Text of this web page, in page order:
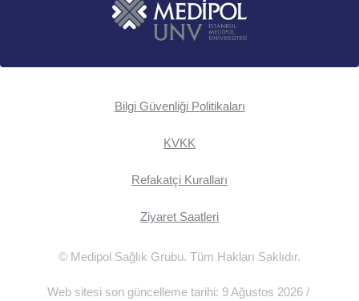
Bilgi Güvenliği Politikaları
KVKK
Refakatçi Kuralları
Ziyaret Saatleri
© Medipol Sağlık Grubu. Tüm Hakları Saklıdır.
Web sitesi son güncelleme tarihi: 9 Ağustos 2026 /